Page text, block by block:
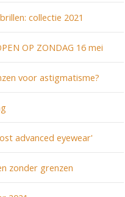
collectie 2021
OP ZONDAG 16 mei
voor astigmatisme?
advanced eyewear'
zonder grenzen